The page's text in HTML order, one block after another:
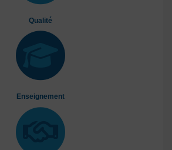
Qualité
Enseignement